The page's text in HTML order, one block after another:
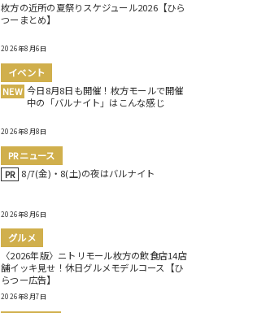
枚方の近所の夏祭りスケジュール2026【ひら
つーまとめ】
2026年8月6日
イベント
NEW 今日8月8日も開催！枚方モールで開催
中の「バルナイト」はこんな感じ
2026年8月8日
PRニュース
PR 8/7(金)・8(土)の夜はバルナイト
2026年8月6日
グルメ
〈2026年版〉ニトリモール枚方の飲食店14店
舗イッキ見せ！休日グルメモデルコース【ひ
らつー広告】
2026年8月7日